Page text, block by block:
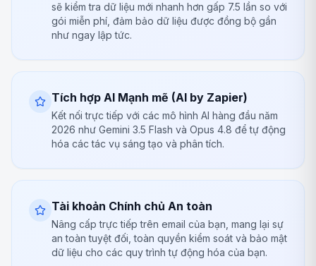
sẽ kiểm tra dữ liệu mới nhanh hơn gấp 7.5 lần so với
gói miễn phí, đảm bảo dữ liệu được đồng bộ gần
như ngay lập tức.
Tích hợp AI Mạnh mẽ (AI by Zapier)
Kết nối trực tiếp với các mô hình AI hàng đầu năm
2026 như Gemini 3.5 Flash và Opus 4.8 để tự động
hóa các tác vụ sáng tạo và phân tích.
Tài khoản Chính chủ An toàn
Nâng cấp trực tiếp trên email của bạn, mang lại sự
an toàn tuyệt đối, toàn quyền kiểm soát và bảo mật
dữ liệu cho các quy trình tự động hóa của bạn.